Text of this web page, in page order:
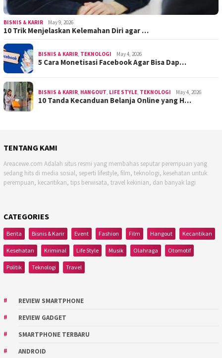
BISNIS & KARIR May 9, 2026
10 Trik Menjelaskan Kelemahan Diri agar …
BISNIS & KARIR TEKNOLOGI May 4, 2026
5 Cara Monetisasi Facebook Agar Bisa Dap…
BISNIS & KARIR HANGOUT LIFE STYLE TEKNOLOGI May 4, 2026
10 Tanda Kecanduan Belanja Online yang H…
TENTANG KAMI
Areacewe.com Adalah situs resmi yang membahas seputar perempuan yang
sedang hits di media sosial, seperti lifestyle, film, teknologi, kesehatan untuk
perempuan, kecantikan, tips berwisata, travel kekinian, dan banyak lagi
CATEGORIES
Berita Bisnis & Karir Event Fashion Film Hangout Kecantikan
Kesehatan Kriminal Life Style Musik Olahraga Otomotif
Politik Teknologi Travel
REVIEW SMARTPHONE
REVIEW GADGET
SMARTPHONE TERBARU
ANDROID